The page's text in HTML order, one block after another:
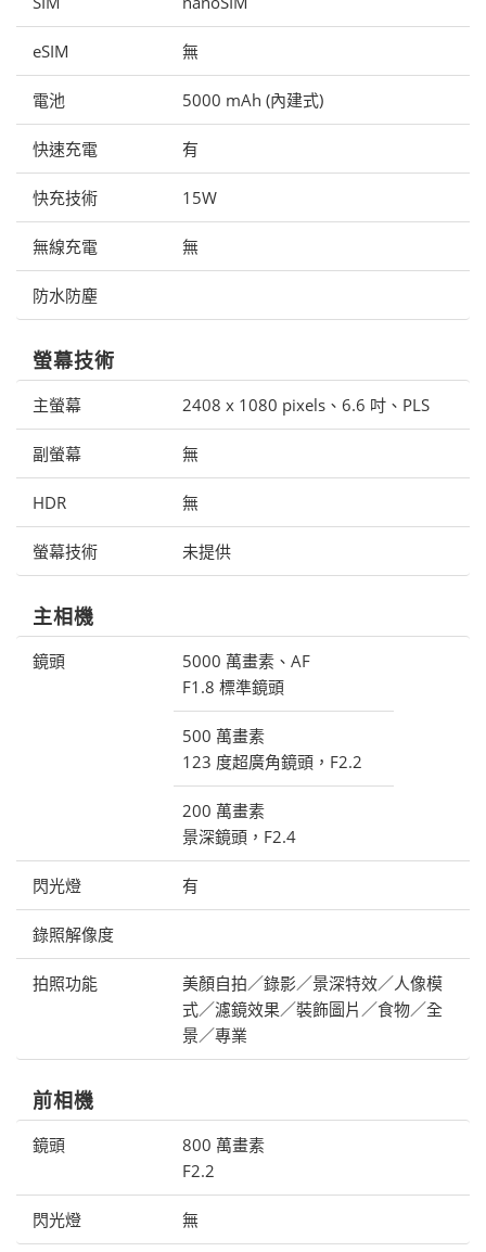
eSIM 無
電池 5000 mAh (內建式)
快速充電 有
快充技術 15W
無線充電 無
防水防塵
螢幕技術
主螢幕 2408 x 1080 pixels、6.6 吋、PLS
副螢幕 無
HDR 無
螢幕技術 未提供
主相機
鏡頭
5000 萬畫素、AF
F1.8 標準鏡頭
500 萬畫素
123 度超廣角鏡頭，F2.2
200 萬畫素
景深鏡頭，F2.4
閃光燈 有
錄照解像度
拍照功能
美顏自拍／錄影／景深特效／人像模
式／濾鏡效果／裝飾圖片／食物／全
景／專業
前相機
鏡頭
800 萬畫素
F2.2
閃光燈 無